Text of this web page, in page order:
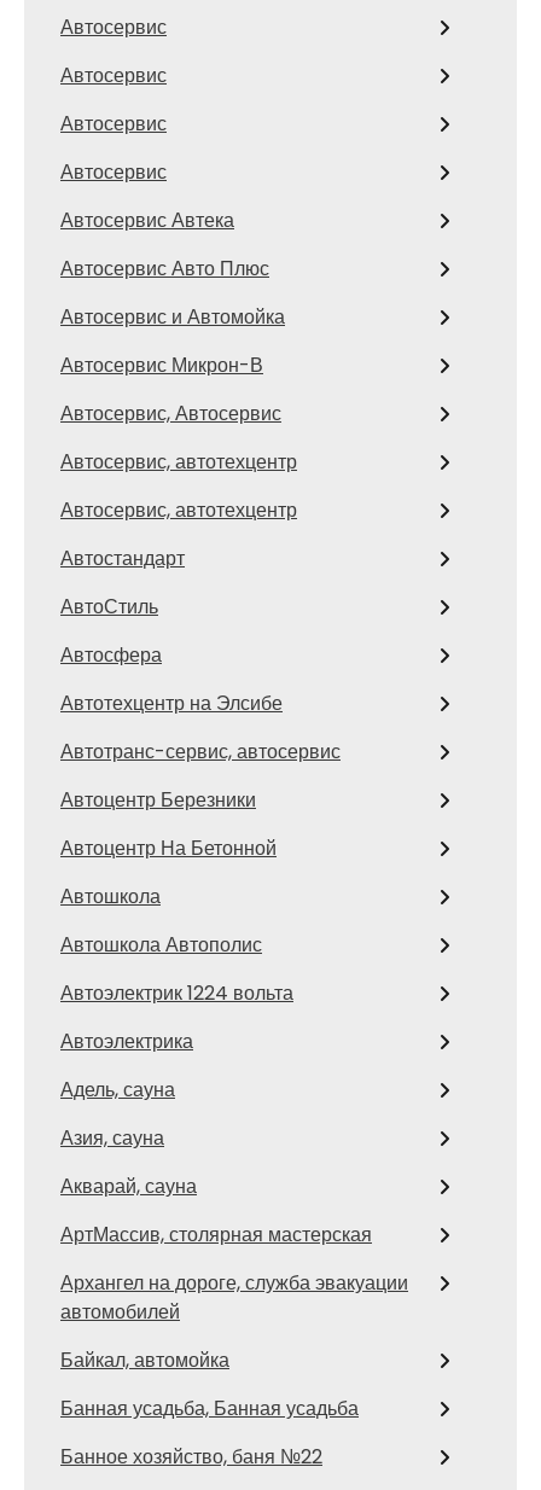
Автосервис
Автосервис
Автосервис
Автосервис
Автосервис Автека
Автосервис Авто Плюс
Автосервис и Автомойка
Автосервис Микрон-В
Автосервис, Автосервис
Автосервис, автотехцентр
Автосервис, автотехцентр
Автостандарт
АвтоСтиль
Автосфера
Автотехцентр на Элсибе
Автотранс-сервис, автосервис
Автоцентр Березники
Автоцентр На Бетонной
Автошкола
Автошкола Автополис
Автоэлектрик 1224 вольта
Автоэлектрика
Адель, сауна
Азия, сауна
Акварай, сауна
АртМассив, столярная мастерская
Архангел на дороге, служба эвакуации
автомобилей
Байкал, автомойка
Банная усадьба, Банная усадьба
Банное хозяйство, баня №22